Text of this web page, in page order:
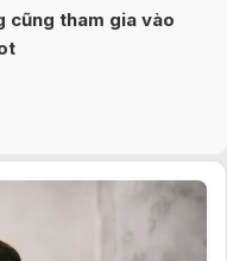
cũng tham gia vào